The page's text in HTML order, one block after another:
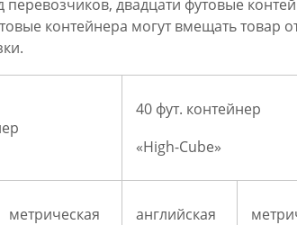
двадцати футовые
контейнера могут вмещать товар
40 фут. контейнер
«High-Cube»
метрическая английская